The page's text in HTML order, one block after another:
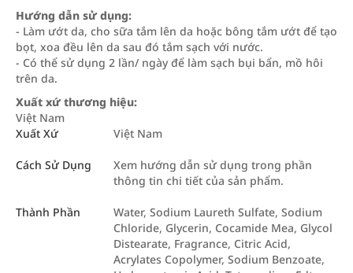
Hướng dẫn sử dụng:
- Làm ướt da, cho sữa tắm lên da hoặc bông tắm ướt để tạo
bọt, xoa đều lên da sau đó tắm sạch với nước.
- Có thể sử dụng 2 lần/ ngày để làm sạch bụi bẩn, mồ hôi
trên da.
Xuất xứ thương hiệu:
Việt Nam
Xuất Xứ
Việt Nam
Cách Sử Dụng
Xem hướng dẫn sử dụng trong phần
thông tin chi tiết của sản phẩm.
Thành Phần
Water, Sodium Laureth Sulfate, Sodium
Chloride, Glycerin, Cocamide Mea, Glycol
Distearate, Fragrance, Citric Acid,
Acrylates Copolymer, Sodium Benzoate,